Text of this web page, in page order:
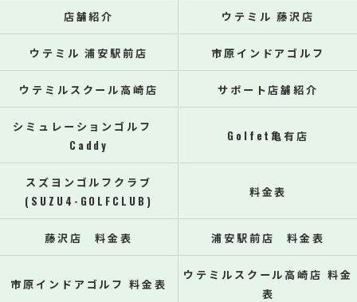
店舗紹介 ウテミル 藤沢店
ウテミル 浦安駅前店 市原インドアゴルフ
ウテミルスクール高崎店 サポート店舗紹介
シミュレーションゴルフ
Caddy
Golfet亀有店
スズヨンゴルフクラブ
(SUZU4-GOLFCLUB)
料金表
藤沢店 料金表 浦安駅前店 料金表
市原インドアゴルフ 料金表
ウテミルスクール高崎店 料金
表